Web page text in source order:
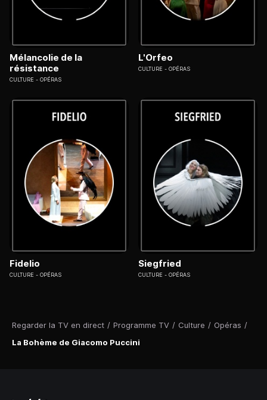
Regarder la TV en direct / Programme TV / Culture / Opéras /
La Bohème de Giacomo Puccini
Mélancolie de la
résistance
CULTURE OPÉRAS
L'Orfeo
CULTURE OPÉRAS
Fidelio
CULTURE OPÉRAS
Siegfried
CULTURE OPÉRAS